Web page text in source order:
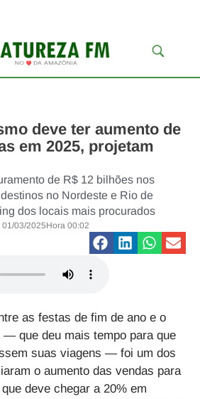
deve ter aumento de
em 2025, projetam
de R$ 12 bilhões nos
no Nordeste e Rio de
dos locais mais procurados
01/03/2025Hora 00:02
as festas de fim de ano e o
— que deu mais tempo para que
suas viagens — foi um dos
o aumento das vendas para
deve chegar a 20% em